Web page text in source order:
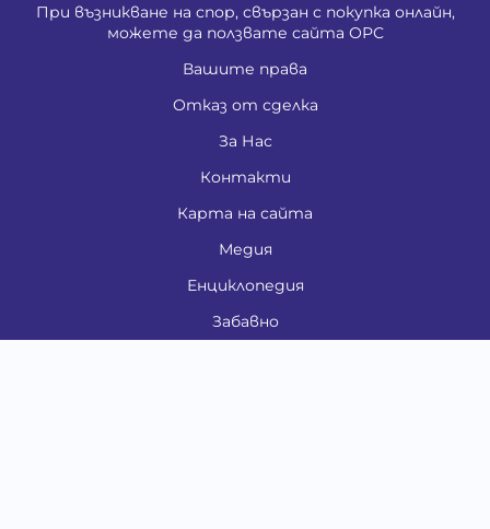
При възникване на спор, свързан с покупка онлайн,
можете да ползвате сайта ОРС
Вашите права
Отказ от сделка
За Нас
Контакти
Карта на сайта
Медия
Енциклопедия
Забавно